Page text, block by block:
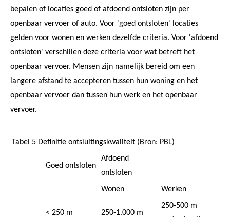
bepalen of locaties goed of afdoend ontsloten zijn per
openbaar vervoer of auto. Voor 'goed ontsloten' locaties
gelden voor wonen en werken dezelfde criteria. Voor 'afdoend
ontsloten' verschillen deze criteria voor wat betreft het
openbaar vervoer. Mensen zijn namelijk bereid om een
langere afstand te accepteren tussen hun woning en het
openbaar vervoer dan tussen hun werk en het openbaar
vervoer.
Tabel 5 Definitie ontsluitingskwaliteit (Bron: PBL)
Goed ontsloten
Afdoend
ontsloten
Wonen
Werken
< 250 m
250-1.000 m
250-500 m